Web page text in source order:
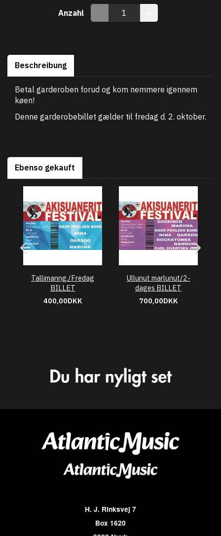
Anzahl
Beschreibung
Betal garderoben forud og kom nemmere igennem
køen!
Denne garderobebillet gælder til fredag d. 2. oktober.
Ebenso gekauft
Tallimanng./Fredag
BILLET
400,00DKK
Ullunut marlunut/2-
dages BILLET
700,00DKK
H. J. Rinksvej 7
Box 1620